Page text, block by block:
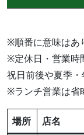
※順番に意味はあ
※定休日・営業時
祝日前後や夏季・
※ランチ営業は省
場所 店名